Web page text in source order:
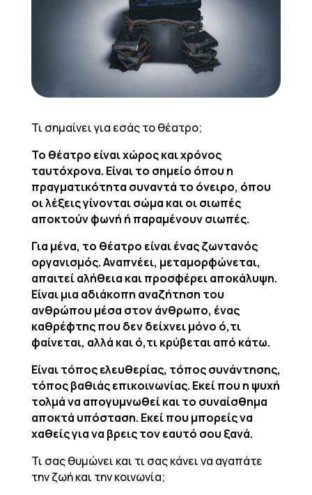
Τι σημαίνει για εσάς το θέατρο;
Το θέατρο είναι χώρος και χρόνος
ταυτόχρονα. Είναι το σημείο όπου η
πραγματικότητα συναντά το όνειρο, όπου
οι λέξεις γίνονται σώμα και οι σιωπές
αποκτούν φωνή ή παραμένουν σιωπές.
Για μένα, το θέατρο είναι ένας ζωντανός
οργανισμός. Αναπνέει, μεταμορφώνεται,
απαιτεί αλήθεια και προσφέρει αποκάλυψη.
Είναι μια αδιάκοπη αναζήτηση του
ανθρώπου μέσα στον άνθρωπο, ένας
καθρέφτης που δεν δείχνει μόνο ό,τι
φαίνεται, αλλά και ό,τι κρύβεται από κάτω.
Είναι τόπος ελευθερίας, τόπος συνάντησης,
τόπος βαθιάς επικοινωνίας. Εκεί που η ψυχή
τολμά να απογυμνωθεί και το συναίσθημα
αποκτά υπόσταση. Εκεί που μπορείς να
χαθείς για να βρεις τον εαυτό σου ξανά.
Τι σας θυμώνει και τι σας κάνει να αγαπάτε
την ζωή και την κοινωνία;